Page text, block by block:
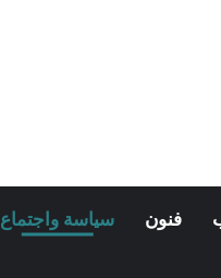
فنون سياسة واجتماع